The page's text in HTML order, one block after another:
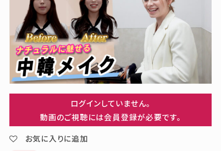
ログインしていません。
動画のご視聴には会員登録が必要です。
お気に入りに追加